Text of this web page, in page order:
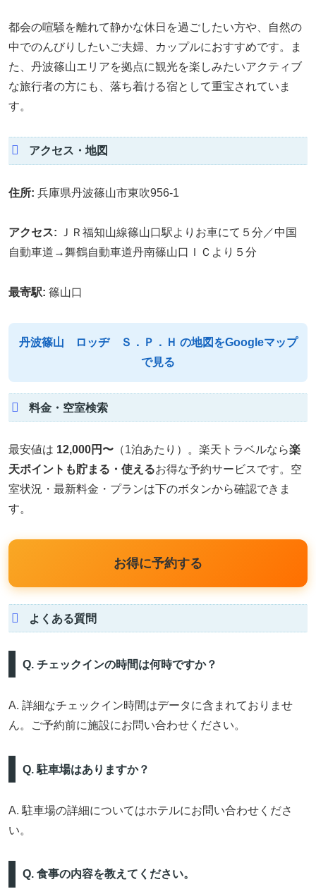
都会の喧騒を離れて静かな休日を過ごしたい方や、自然の
中でのんびりしたいご夫婦、カップルにおすすめです。ま
た、丹波篠山エリアを拠点に観光を楽しみたいアクティブ
な旅行者の方にも、落ち着ける宿として重宝されていま
す。
アクセス・地図
住所: 兵庫県丹波篠山市東吹956-1
アクセス: ＪＲ福知山線篠山口駅よりお車にて５分／中国
自動車道→舞鶴自動車道丹南篠山口ＩＣより５分
最寄駅: 篠山口
丹波篠山 ロッヂ Ｓ．Ｐ．Ｈ の地図をGoogleマップ
で見る
料金・空室検索
最安値は 12,000円〜 （1泊あたり）。楽天トラベルなら楽
天ポイントも貯まる・使えるお得な予約サービスです。空
室状況・最新料金・プランは下のボタンから確認できま
す。
お得に予約する
よくある質問
Q. チェックインの時間は何時ですか？
A. 詳細なチェックイン時間はデータに含まれておりませ
ん。ご予約前に施設にお問い合わせください。
Q. 駐車場はありますか？
A. 駐車場の詳細についてはホテルにお問い合わせくださ
い。
Q. 食事の内容を教えてください。